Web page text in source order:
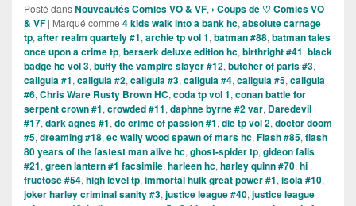
Posté dansNouveautés Comics VO & VF, › Coups de ♡ Comics VO
& VF | Marqué comme 4 kids walk into a bank hc, absolute carnage
tp, after realm quartely #1, archie tp vol 1, batman #88, batman tales
once upon a crime tp, berserk deluxe edition hc, birthright #41, black
badge hc vol 3, buffy the vampire slayer #12, butcher of paris #3,
caligula #1, caligula #2, caligula #3, caligula #4, caligula #5, caligula
#6, Chris Ware Rusty Brown HC, coda tp vol 1, conan battle for
serpent crown #1, crowded #11, daphne byrne #2 var, Daredevil
#17, dark agnes #1, dc crime of passion #1, die tp vol 2, doctor doom
#5, dreaming #18, ec wally wood spawn of mars hc, Flash #85, flash
80 years of the fastest man alive hc, ghost-spider tp, gideon falls
#21, green lantern #1 facsimile, harleen hc, harley quinn #70, hi
fructose #54, high level tp, immortal hulk great power #1, isola #10,
joker harley criminal sanity #3, justice league #40, justice league